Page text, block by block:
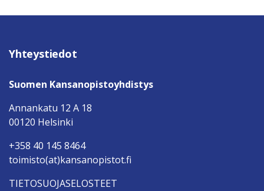
Yhteystiedot
Suomen Kansanopistoyhdistys
Annankatu 12 A 18
00120 Helsinki
+358 40 145 8464
toimisto(at)kansanopistot.fi
TIETOSUOJASELOSTEET